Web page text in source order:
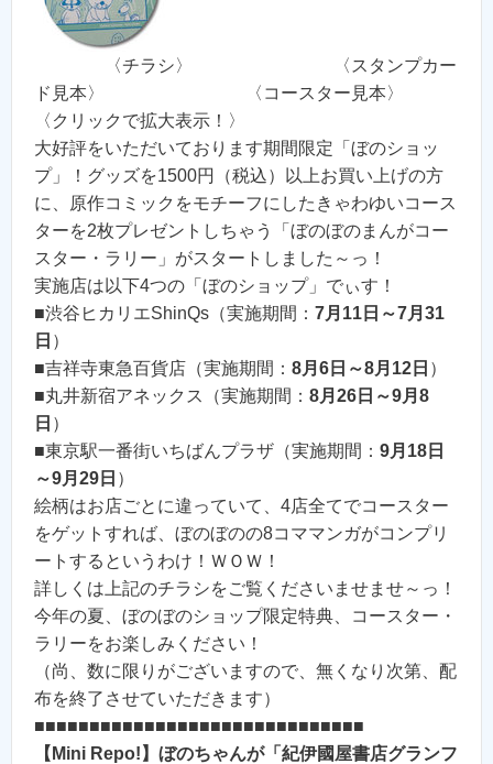
〈チラシ〉 〈スタンプカー
ド見本〉 〈コースター見本〉
〈クリックで拡大表示！〉
大好評をいただいております期間限定「ぼのショッ
プ」！グッズを1500円（税込）以上お買い上げの方
に、原作コミックをモチーフにしたきゃわゆいコース
ターを2枚プレゼントしちゃう「ぼのぼのまんがコー
スター・ラリー」がスタートしました～っ！
実施店は以下4つの「ぼのショップ」でぃす！
■渋谷ヒカリエShinQs（実施期間： 7月11日～7月31
日 ）
■吉祥寺東急百貨店（実施期間： 8月6日～8月12日 ）
■丸井新宿アネックス（実施期間： 8月26日～9月8
日 ）
■東京駅一番街いちばんプラザ（実施期間： 9月18日
～9月29日 ）
絵柄はお店ごとに違っていて、4店全てでコースター
をゲットすれば、ぼのぼのの8コママンガがコンプリ
ートするというわけ！ＷＯＷ！
詳しくは上記のチラシをご覧くださいませませ～っ！
今年の夏、ぼのぼのショップ限定特典、コースター・
ラリーをお楽しみください！
（尚、数に限りがございますので、無くなり次第、配
布を終了させていただきます）
■■■■■■■■■■■■■■■■■■■■■■■■■■■■■■
【Mini Repo!】ぼのちゃんが「紀伊國屋書店グランフ